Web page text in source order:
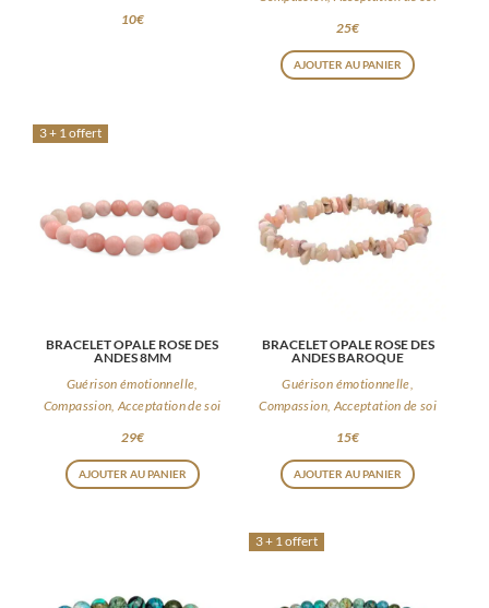
10€
25€
AJOUTER AU PANIER
3 + 1 offert
BRACELET OPALE ROSE DES
ANDES 8MM
Guérison émotionnelle,
Compassion, Acceptation de soi
29€
AJOUTER AU PANIER
BRACELET OPALE ROSE DES
ANDES BAROQUE
Guérison émotionnelle,
Compassion, Acceptation de soi
15€
AJOUTER AU PANIER
3 + 1 offert